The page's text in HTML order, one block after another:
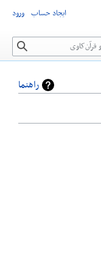
راهنما
ایجاد حساب ورود